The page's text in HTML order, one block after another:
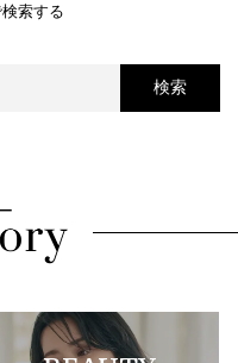
索する
検索